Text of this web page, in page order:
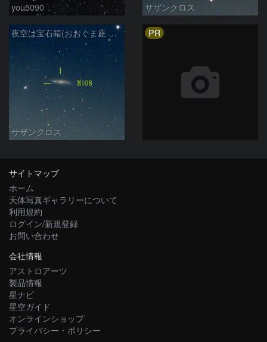
you5090 サザンクロス
夜空は宝石箱(おおぐま座 M108) Seestar50
サザンクロス
PR
サイトマップ
ホーム
天体写真ギャラリーについて
利用規約
ログイン/新規登録
お問い合わせ
会社情報
アストロアーツ
製品情報
星ナビ
星空ガイド
オンラインショップ
プライバシー・ポリシー